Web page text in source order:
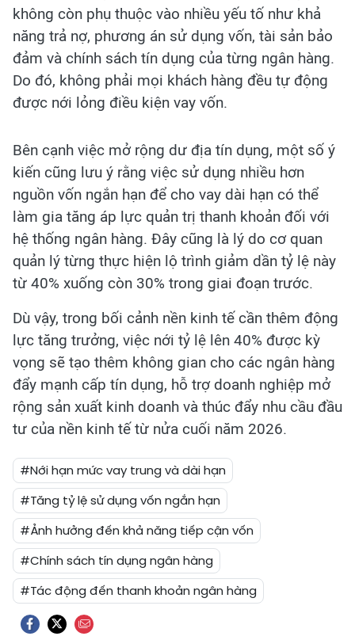
không còn phụ thuộc vào nhiều yếu tố như khả
năng trả nợ, phương án sử dụng vốn, tài sản bảo
đảm và chính sách tín dụng của từng ngân hàng.
Do đó, không phải mọi khách hàng đều tự động
được nới lỏng điều kiện vay vốn.
Bên cạnh việc mở rộng dư địa tín dụng, một số ý
kiến cũng lưu ý rằng việc sử dụng nhiều hơn
nguồn vốn ngắn hạn để cho vay dài hạn có thể
làm gia tăng áp lực quản trị thanh khoản đối với
hệ thống ngân hàng. Đây cũng là lý do cơ quan
quản lý từng thực hiện lộ trình giảm dần tỷ lệ này
từ 40% xuống còn 30% trong giai đoạn trước.
Dù vậy, trong bối cảnh nền kinh tế cần thêm động
lực tăng trưởng, việc nới tỷ lệ lên 40% được kỳ
vọng sẽ tạo thêm không gian cho các ngân hàng
đẩy mạnh cấp tín dụng, hỗ trợ doanh nghiệp mở
rộng sản xuất kinh doanh và thúc đẩy nhu cầu đầu
tư của nền kinh tế từ nửa cuối năm 2026.
#Nới hạn mức vay trung và dài hạn
#Tăng tỷ lệ sử dụng vốn ngắn hạn
#Ảnh hưởng đến khả năng tiếp cận vốn
#Chính sách tín dụng ngân hàng
#Tác động đến thanh khoản ngân hàng